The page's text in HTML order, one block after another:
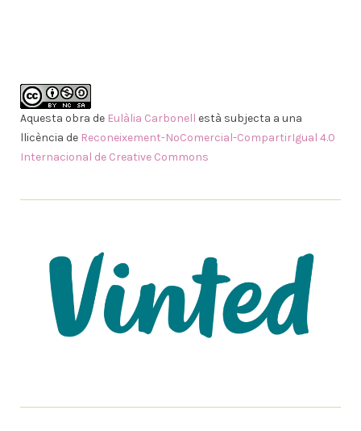
Aquesta obra de Eulàlia Carbonell està subjecta a una
llicència de Reconeixement-NoComercial-CompartirIgual 4.0
Internacional de Creative Commons